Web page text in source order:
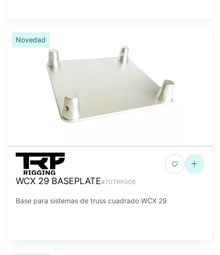
Novedad
WCX 29 BASEPLATE#70TRP006
Base para sistemas de truss cuadrado WCX 29